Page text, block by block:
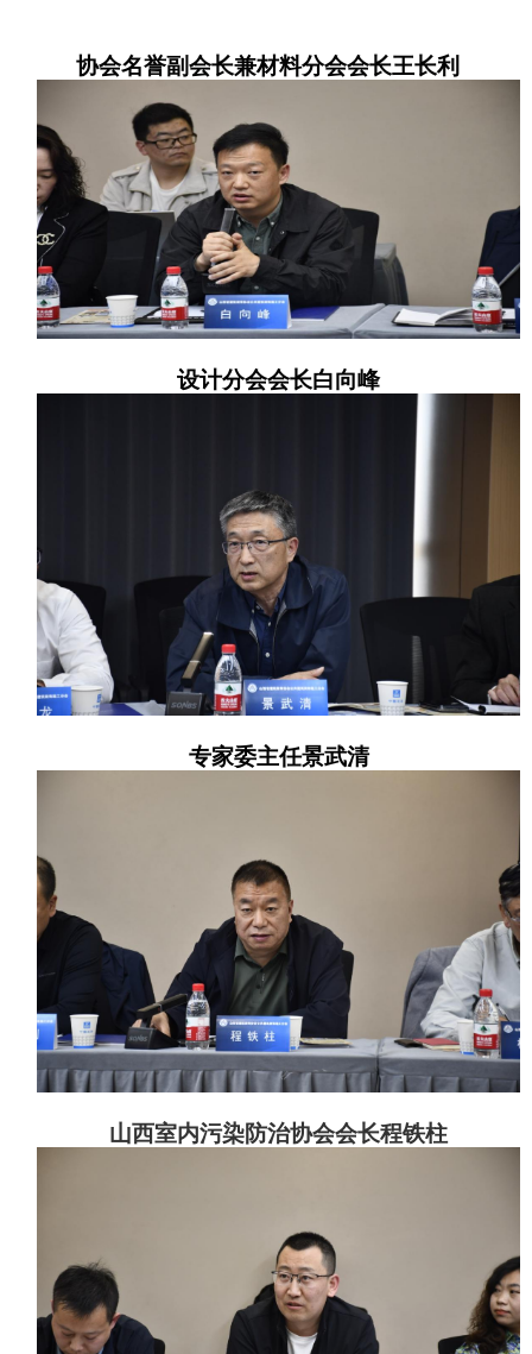
协会名誉副会长兼材料分会会长王长利
设计分会会长白向峰
专家委主任景武清
山西室内污染防治协会会长程铁柱